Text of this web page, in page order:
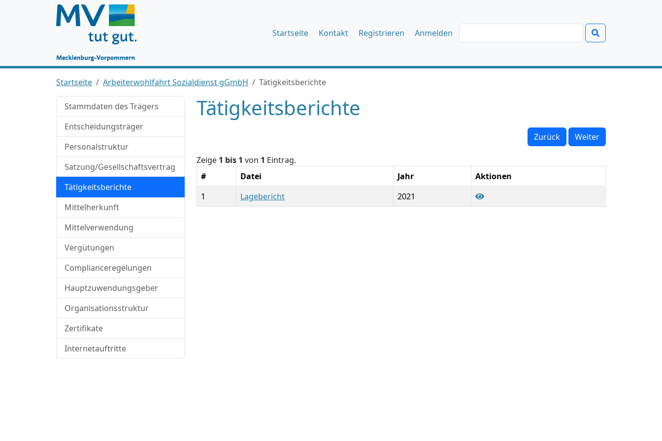
Startseite Kontakt Registrieren Anmelden
Startseite Arbeiterwohlfahrt Sozialdienst gGmbH Tätigkeitsberichte
Stammdaten des Trägers
Entscheidungsträger
Personalstruktur
Satzung/Gesellschaftsvertrag
Tätigkeitsberichte
Mittelherkunft
Mittelverwendung
Vergütungen
Complianceregelungen
Hauptzuwendungsgeber
Organisationsstruktur
Zertifikate
Internetauftritte
Tätigkeitsberichte
Zurück Weiter
Zeige 1 bis 1 von 1 Eintrag.
#
Datei Jahr
Aktionen
1
Lagebericht 2021